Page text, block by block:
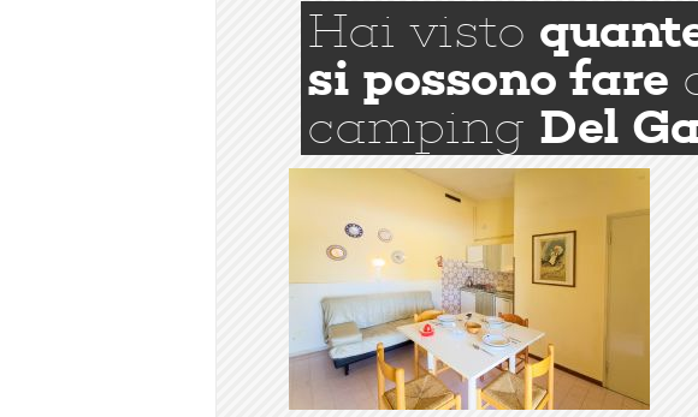
Hai visto
si possono fare
camping Del